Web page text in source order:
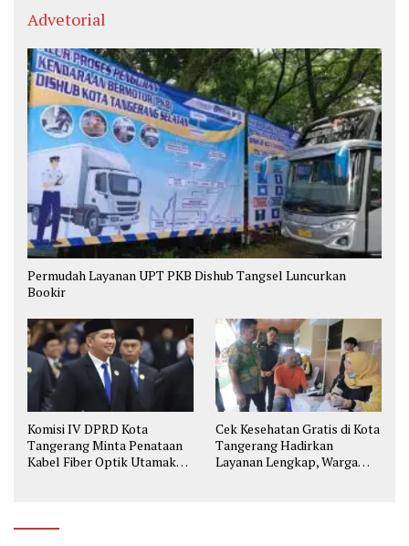
Advetorial
Permudah Layanan UPT PKB Dishub Tangsel Luncurkan
Bookir
Komisi IV DPRD Kota
Tangerang Minta Penataan
Kabel Fiber Optik Utamakan
Cek Kesehatan Gratis di Kota
Tangerang Hadirkan
Layanan Lengkap, Warga